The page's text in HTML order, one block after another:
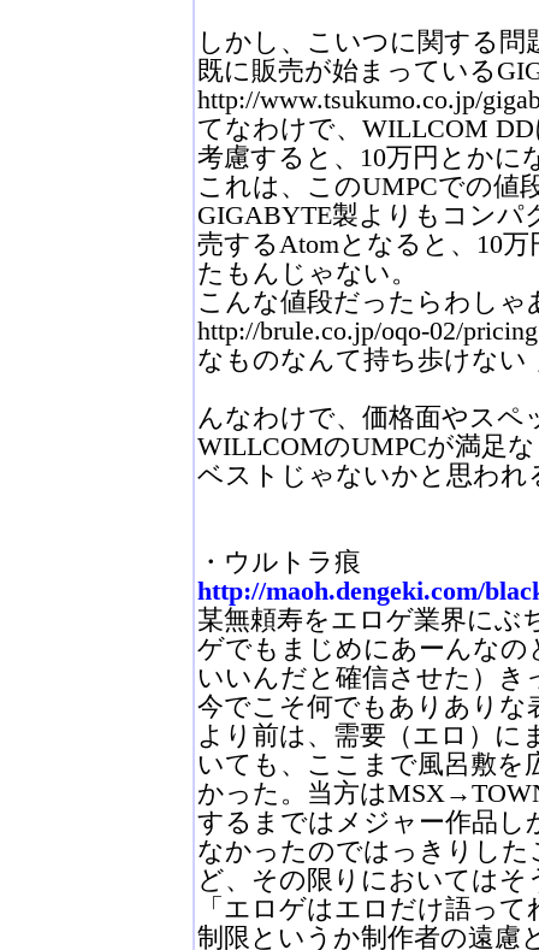
しかし、こいつに関する問
既に販売が始まっている
http://www.tsukumo.co.jp/
てなわけで、WILLCOM
考慮すると、10万円とか
これは、このUMPCでの値
GIGABYTE製よりもコンパ
売するAtomとなると、10
たもんじゃない。
こんな値段だったらわし
http://brule.co.jp/oqo-02/
なものなんて持ち歩けない
んなわけで、価格面やス
WILLCOMのUMPCが満足
ベストじゃないかと思われ
・ウルトラ痕
http://maoh.dengeki.com/
某無頼寿をエロゲ業界にぶ
ゲでもまじめにあーんな
いいんだと確信させた）き
今でこそ何でもありありな
より前は、需要（エロ）に
いても、ここまで風呂敷を
かった。当方は
するまではメジャー作品し
なかったのではっきりし
ど、その限りにおいてはそ
「エロゲはエロだけ語っ
制限というか制作者の遠